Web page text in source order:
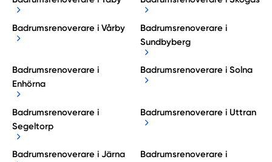
Badrumsrenoverare i Vårby
Badrumsrenoverare i
Sundbyberg
Badrumsrenoverare i
Enhörna
Badrumsrenoverare i Solna
Badrumsrenoverare i
Segeltorp
Badrumsrenoverare i Uttran
Badrumsrenoverare i Järna
Badrumsrenoverare i